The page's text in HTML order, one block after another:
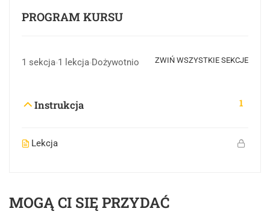
PROGRAM KURSU
1 sekcja 1 lekcja Dożywotnio ZWIŃ WSZYSTKIE SEKCJE
Instrukcja 1
Lekcja
MOGĄ CI SIĘ PRZYDAĆ